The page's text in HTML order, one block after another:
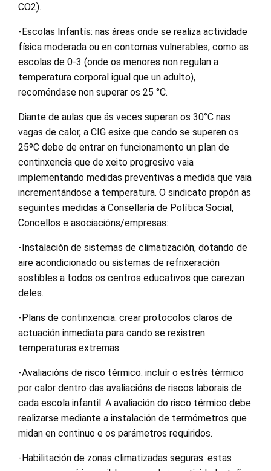
CO2).
-Escolas Infantís: nas áreas onde se realiza actividade
física moderada ou en contornas vulnerables, como as
escolas de 0-3 (onde os menores non regulan a
temperatura corporal igual que un adulto),
recoméndase non superar os 25 °C.
Diante de aulas que ás veces superan os 30°C nas
vagas de calor, a CIG esixe que cando se superen os
25ºC debe de entrar en funcionamento un plan de
continxencia que de xeito progresivo vaia
implementando medidas preventivas a medida que vaia
incrementándose a temperatura. O sindicato propón as
seguintes medidas á Consellaría de Política Social,
Concellos e asociacións/empresas:
-Instalación de sistemas de climatización, dotando de
aire acondicionado ou sistemas de refrixeración
sostibles a todos os centros educativos que carezan
deles.
-Plans de continxencia: crear protocolos claros de
actuación inmediata para cando se rexistren
temperaturas extremas.
-Avaliacións de risco térmico: incluír o estrés térmico
por calor dentro das avaliacións de riscos laborais de
cada escola infantil. A avaliación do risco térmico debe
realizarse mediante a instalación de termómetros que
midan en continuo e os parámetros requiridos.
-Habilitación de zonas climatizadas seguras: estas